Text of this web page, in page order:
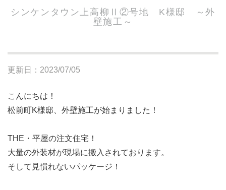
シンケンタウン上高柳Ⅱ②号地 K様邸 ～外
壁施工～
更新日：2023/07/05
こんにちは！
松前町K様邸、外壁施工が始まりました！
THE・平屋の注文住宅！
大量の外装材が現場に搬入されております。
そして見慣れないパッケージ！